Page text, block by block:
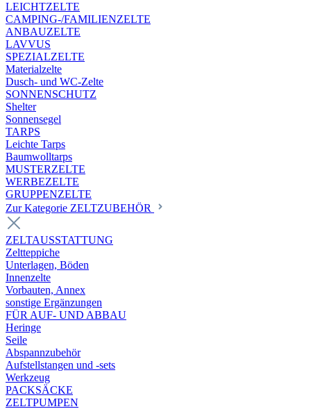
LEICHTZELTE
CAMPING-/FAMILIENZELTE
ANBAUZELTE
LAVVUS
SPEZIALZELTE
Materialzelte
Dusch- und WC-Zelte
SONNENSCHUTZ
Shelter
Sonnensegel
TARPS
Leichte Tarps
Baumwolltarps
MUSTERZELTE
WERBEZELTE
GRUPPENZELTE
Zur Kategorie ZELTZUBEHÖR
ZELTAUSSTATTUNG
Zeltteppiche
Unterlagen, Böden
Innenzelte
Vorbauten, Annex
sonstige Ergänzungen
FÜR AUF- UND ABBAU
Heringe
Seile
Abspannzubehör
Aufstellstangen und -sets
Werkzeug
PACKSÄCKE
ZELTPUMPEN